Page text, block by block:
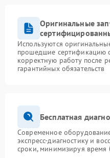
Оригинальные
Используются
прошедшие сертификацию
корректную работу после
гарантийных обязательств
Бесплатная
Современное
экспресс-диагностику и
сроки, минимизируя время